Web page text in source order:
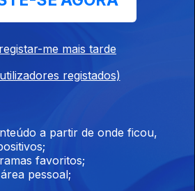
14 ago. 2022
me mais tarde
registados)
a partir de onde ficou,
favoritos;
pessoal;